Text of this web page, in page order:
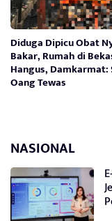
Diduga Dipicu Obat
Bakar, Rumah di
Hangus, Damkarmat:
Oang Tewas
NASIONAL